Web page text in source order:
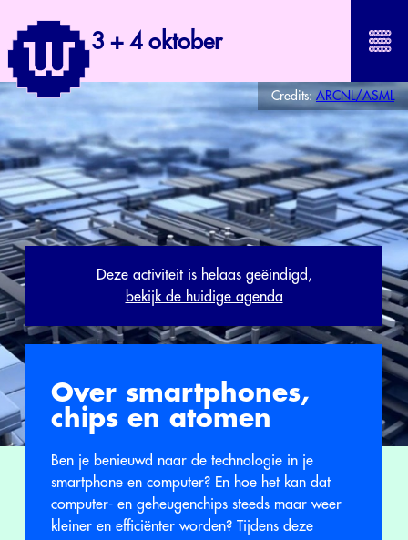
3 + 4 oktober
Credits: ARCNL/ASML
Deze activiteit is helaas geëindigd,
bekijk de huidige agenda
Over smartphones,
chips en atomen
Ben je benieuwd naar de technologie in je
smartphone en computer? En hoe het kan dat
computer- en geheugenchips steeds maar weer
kleiner en efficiënter worden? Tijdens deze